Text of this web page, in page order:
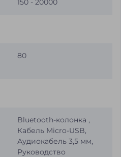
150 - 20000
80
Bluetooth-колонка ,
Кабель Micro-USB,
Аудиокабель 3,5 мм,
Руководство